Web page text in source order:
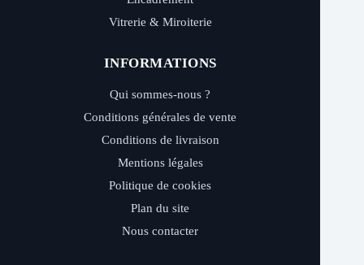
Vitrerie & Miroiterie
INFORMATIONS
Qui sommes-nous ?
Conditions générales de vente
Conditions de livraison
Mentions légales
Politique de cookies
Plan du site
Nous contacter